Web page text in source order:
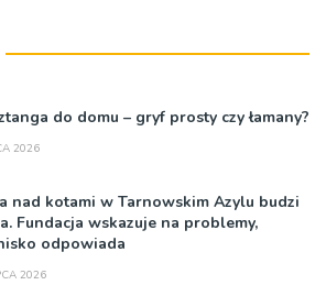
do domu – gryf prosty czy łamany?
2026
nad kotami w Tarnowskim Azylu budzi
Fundacja wskazuje na problemy,
odpowiada
2026